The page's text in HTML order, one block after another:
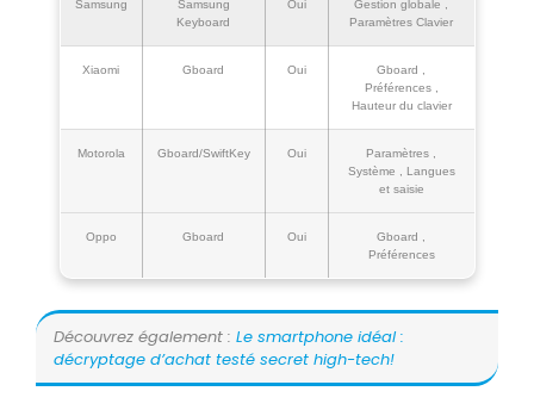
Samsung
Samsung
Keyboard
Oui
Gestion globale ,
Paramètres Clavier
Xiaomi Gboard Oui
Gboard ,
Préférences ,
Hauteur du clavier
Motorola Gboard/SwiftKey Oui
Paramètres ,
Système , Langues
et saisie
Oppo Gboard Oui
Gboard ,
Préférences
Découvrez également : Le smartphone idéal :
décryptage d’achat testé secret high-tech!